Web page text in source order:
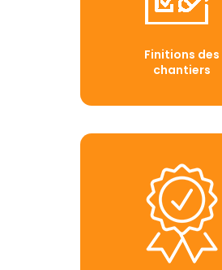
Finitions des
chantiers